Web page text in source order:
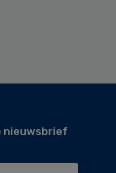
nieuwsbrief